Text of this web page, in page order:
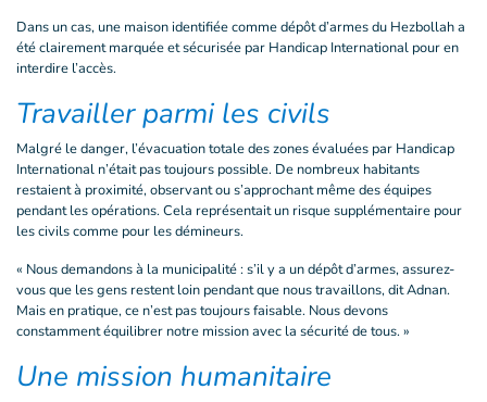
Dans un cas, une maison identifiée comme dépôt d’armes du Hezbollah a
été clairement marquée et sécurisée par Handicap International pour en
interdire l’accès.
Travailler parmi les civils
Malgré le danger, l’évacuation totale des zones évaluées par Handicap
International n’était pas toujours possible. De nombreux habitants
restaient à proximité, observant ou s’approchant même des équipes
pendant les opérations. Cela représentait un risque supplémentaire pour
les civils comme pour les démineurs.
« Nous demandons à la municipalité : s’il y a un dépôt d’armes, assurez-
vous que les gens restent loin pendant que nous travaillons, dit Adnan.
Mais en pratique, ce n’est pas toujours faisable. Nous devons
constamment équilibrer notre mission avec la sécurité de tous. »
Une mission humanitaire